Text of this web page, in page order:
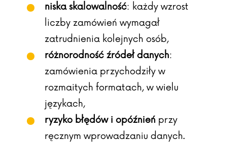
niska skalowalność: każdy wzrost
liczby zamówień wymagał
zatrudnienia kolejnych osób,
różnorodność źródeł danych:
zamówienia przychodziły w
rozmaitych formatach, w wielu
językach,
ryzyko błędów i opóźnień przy
ręcznym wprowadzaniu danych.